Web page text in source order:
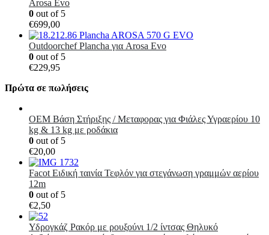
Arosa Evo
0 out of 5
€699,00
Outdoorchef Plancha για Arosa Evo
0 out of 5
€229,95
Πρώτα σε πωλήσεις
OEM Βάση Στήριξης / Μεταφορας για Φιάλες Υγραερίου 10
kg & 13 kg με ροδάκια
0 out of 5
€20,00
Facot Ειδική ταινία Τεφλόν για στεγάνωση γραμμών αερίου
12m
0 out of 5
€2,50
Υδρογκάζ Ρακόρ με ρουξούνι 1/2 ίντσας Θηλυκό